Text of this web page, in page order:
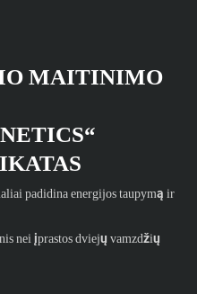
MAITINIMO
padidina energijos taupymą ir
nei įprastos dviejų vamzdžių